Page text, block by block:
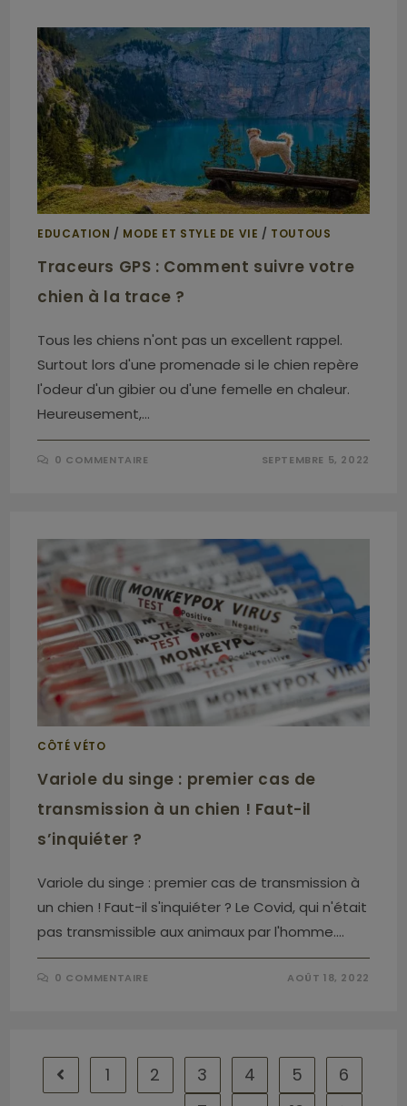
EDUCATION / MODE ET STYLE DE VIE / TOUTOUS
Traceurs GPS : Comment suivre votre
chien à la trace ?
Tous les chiens n'ont pas un excellent rappel.
Surtout lors d'une promenade si le chien repère
l'odeur d'un gibier ou d'une femelle en chaleur.
Heureusement,…
0 COMMENTAIRE SEPTEMBRE 5, 2022
CÔTÉ VÉTO
Variole du singe : premier cas de
transmission à un chien ! Faut-il
s’inquiéter ?
Variole du singe : premier cas de transmission à
un chien ! Faut-il s'inquiéter ? Le Covid, qui n'était
pas transmissible aux animaux par l'homme.…
0 COMMENTAIRE AOÛT 18, 2022
1 2 3 4 5
6